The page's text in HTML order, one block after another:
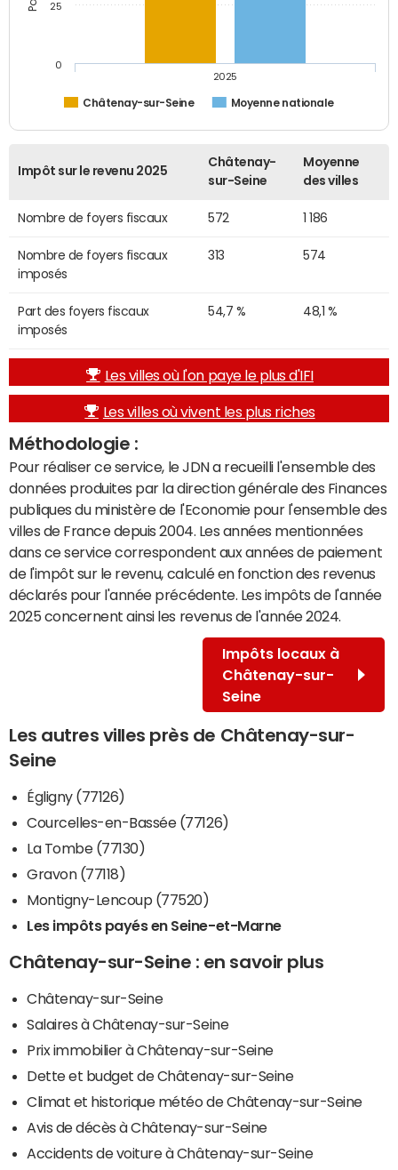
Châtenay-sur-Seine Moyenne nationale
2025
0
25
Impôt sur le revenu 2025
Châtenay-
sur-Seine
Moyenne
des villes
Nombre de foyers fiscaux 572 1 186
Nombre de foyers fiscaux
imposés
313 574
Part des foyers fiscaux
imposés
54,7 % 48,1 %
Les villes où l'on paye le plus d'IFI
Les villes où vivent les plus riches
Méthodologie :
Pour réaliser ce service, le JDN a recueilli l'ensemble des
données produites par la direction générale des Finances
publiques du ministère de l'Economie pour l'ensemble des
villes de France depuis 2004. Les années mentionnées
dans ce service correspondent aux années de paiement
de l'impôt sur le revenu, calculé en fonction des revenus
déclarés pour l'année précédente. Les impôts de l'année
2025 concernent ainsi les revenus de l'année 2024.
Impôts locaux à
Châtenay-sur-
Seine
Les autres villes près de Châtenay-sur-
Seine
Égligny (77126)
Courcelles-en-Bassée (77126)
La Tombe (77130)
Gravon (77118)
Montigny-Lencoup (77520)
Les impôts payés en Seine-et-Marne
Châtenay-sur-Seine : en savoir plus
Châtenay-sur-Seine
Salaires à Châtenay-sur-Seine
Prix immobilier à Châtenay-sur-Seine
Dette et budget de Châtenay-sur-Seine
Climat et historique météo de Châtenay-sur-Seine
Avis de décès à Châtenay-sur-Seine
Accidents de voiture à Châtenay-sur-Seine